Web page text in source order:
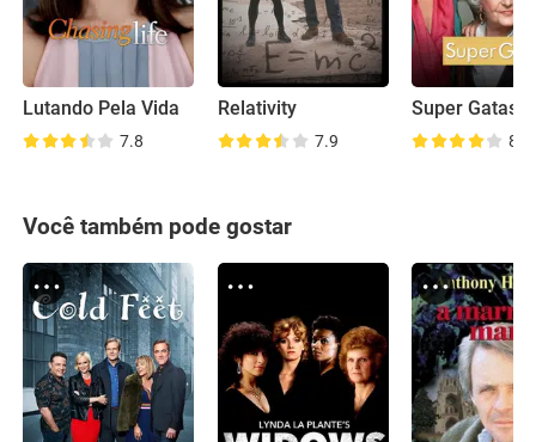
Lutando Pela Vida
7.8
Relativity
7.9
Super Gatas
8.6
Você também pode gostar